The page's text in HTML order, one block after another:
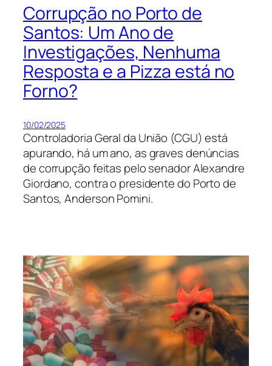
Corrupção no Porto de
Santos: Um Ano de
Investigações, Nenhuma
Resposta e a Pizza está no
Forno?
10/02/2025
Controladoria Geral da União (CGU) está
apurando, há um ano, as graves denúncias
de corrupção feitas pelo senador Alexandre
Giordano, contra o presidente do Porto de
Santos, Anderson Pomini.